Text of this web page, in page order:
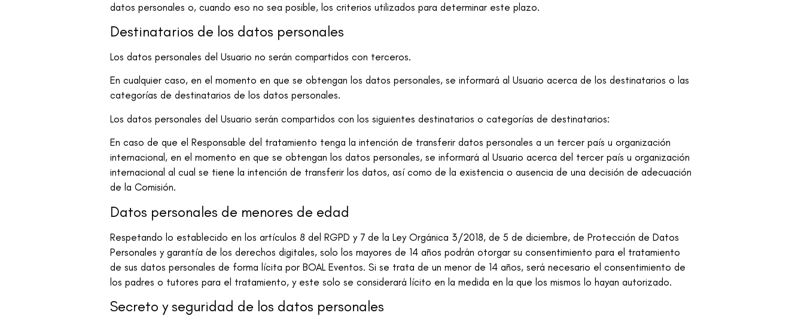
datos personales o, cuando eso no sea posible, los criterios utilizados para determinar este plazo.
Destinatarios de los datos personales
Los datos personales del Usuario no serán compartidos con terceros.
En cualquier caso, en el momento en que se obtengan los datos personales, se informará al Usuario acerca de los destinatarios o las
categorías de destinatarios de los datos personales.
Los datos personales del Usuario serán compartidos con los siguientes destinatarios o categorías de destinatarios:
En caso de que el Responsable del tratamiento tenga la intención de transferir datos personales a un tercer país u organización
internacional, en el momento en que se obtengan los datos personales, se informará al Usuario acerca del tercer país u organización
internacional al cual se tiene la intención de transferir los datos, así como de la existencia o ausencia de una decisión de adecuación
de la Comisión.
Datos personales de menores de edad
Respetando lo establecido en los artículos 8 del RGPD y 7 de la Ley Orgánica 3/2018, de 5 de diciembre, de Protección de Datos
Personales y garantía de los derechos digitales, solo los mayores de 14 años podrán otorgar su consentimiento para el tratamiento
de sus datos personales de forma lícita por BOAL Eventos. Si se trata de un menor de 14 años, será necesario el consentimiento de
los padres o tutores para el tratamiento, y este solo se considerará lícito en la medida en la que los mismos lo hayan autorizado.
Secreto y seguridad de los datos personales